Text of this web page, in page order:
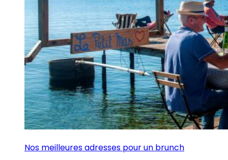
Nos meilleures adresses pour un brunch